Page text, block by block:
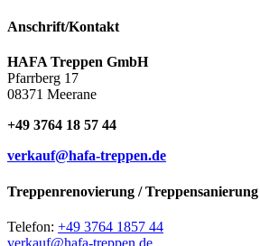
Anschrift/Kontakt
HAFA Treppen GmbH
Pfarrberg 17
08371 Meerane
+49 3764 18 57 44
verkauf@hafa-treppen.de
Treppenrenovierung / Treppensanierung
Telefon: +49 3764 1857 44
verkauf@hafa-treppen.de